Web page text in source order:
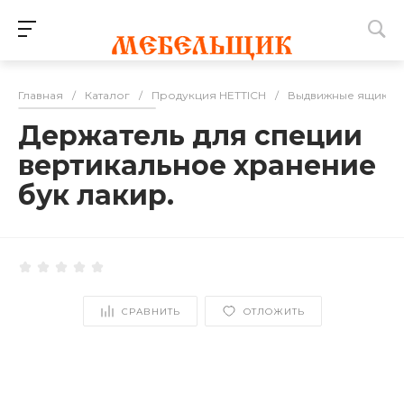
Главная / Каталог / Продукция HETTICH / Выдвижные ящики
Держатель для специи
вертикальное хранение
бук лакир.
СРАВНИТЬ ОТЛОЖИТЬ